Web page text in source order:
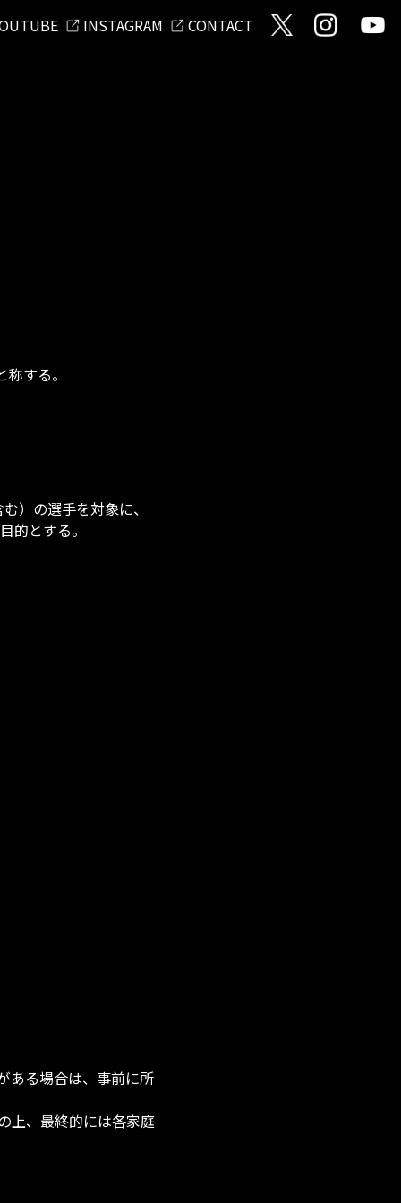
INSTAGRAM CONTACT
する。
）の選手を対象に、
的とする。
ある場合は、事前に所
上、最終的には各家庭